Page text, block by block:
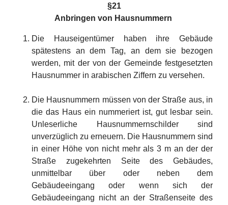
§21
Anbringen von Hausnummern
Die Hauseigentümer haben ihre Gebäude
spätestens an dem Tag, an dem sie bezogen
werden, mit der von der Gemeinde festgesetzten
Hausnummer in arabischen Ziffern zu versehen.
Die Hausnummern müssen von der Straße aus, in
die das Haus ein nummeriert ist, gut lesbar sein.
Unleserliche Hausnummernschilder sind
unverzüglich zu erneuern. Die Hausnummern sind
in einer Höhe von nicht mehr als 3 m an der der
Straße zugekehrten Seite des Gebäudes,
unmittelbar über oder neben dem
Gebäudeeingang oder wenn sich der
Gebäudeeingang nicht an der Straßenseite des